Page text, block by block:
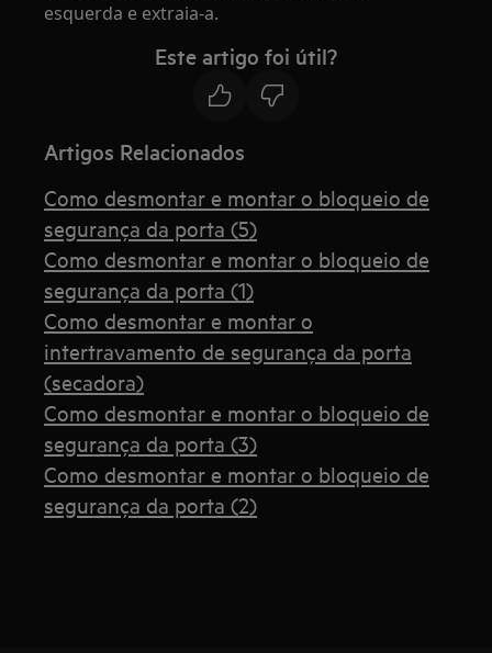
esquerda e extraia-a.
Este artigo foi útil?
Artigos Relacionados
Como desmontar e montar o bloqueio de
segurança da porta (5)
Como desmontar e montar o bloqueio de
segurança da porta (1)
Como desmontar e montar o
intertravamento de segurança da porta
(secadora)
Como desmontar e montar o bloqueio de
segurança da porta (3)
Como desmontar e montar o bloqueio de
segurança da porta (2)